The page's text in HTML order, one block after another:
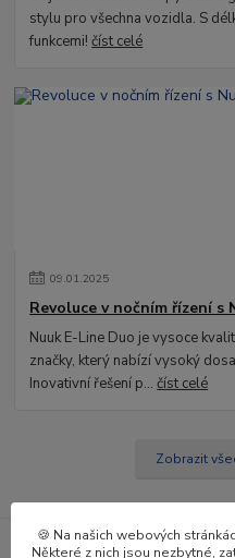
stylu pro všechna vozidla. S
funkcemi!číst celé
09.01.2025
Revoluce v nočním řízení s
Nuuk E-Line Duo je vysoce
značky, který nabízí vysoký
Inovativní řešení p...číst celé
Zobrazit
🍪 Na našich webových
Některé z nich jsou nezbytné,